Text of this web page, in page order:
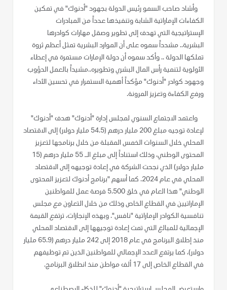
وأشاد صاحب السمو رئيس الدولة بجهود "أدنوك" في تمكين
الكفاءات الإماراتية الشابة وتنفيذها عدداً من المبادرات
الإستراتيجية التي تهدف إلى تطوير وصقل مهارات كوادرها
البشرية.. مشدداً سموه على أن الموارد البشرية تمثل أعظم ثروة
تملكها الدولة .. وأكد سموه أن دولة الإمارات مستمرة في إعطاء
الأولوية لتنمية رأس المال البشري وتطويره..مشيداً بالعمل الدؤوب
وجهود كوادر "أدنوك" مؤكداً أهمية الاستمرار في تحسين الأداء
ورفع الكفاءة وتعزيز المرونة.
واعتمد الاجتماع السنوي لمجلس إدارة "أدنوك" هدف "أدنوك"
لإعادة توجيه مبلغ 200 مليار درهم (54.5 مليار دولار) إلى الاقتصاد
المحلي خلال السنوات الخمس المقبلة من خلال برنامجها لتعزيز
المحتوى الوطني، وذلك استناداً إلى مبلغ الـ 55 مليار درهم (15
مليار دولار) الذي نجحت الشركة في إعادة توجيهه إلى الاقتصاد
المحلي في عام 2024. كما أسهم "برنامج أدنوك لتعزيز المحتوى
الوطني" هذا العام في خلق 5.500 فرصة عمل للمواطنين
الإماراتيين في القطاع الخاص وذلك من خلال التعاون مع مجلس
تنافسية الكوادر الإماراتية "نافس". وبهذه الإنجازات، ترتفع القيمة
الإجمالية للمبالغ التي تمت إعادة توجيهها إلى الاقتصاد المحلي
منذ إطلاق البرنامج في عام 2018 إلى 242 مليار درهم (65.9 مليار
دولار)، كما يرتفع العدد الإجمالي للمواطنين الذين تم توظيفهم
في القطاع الخاص إلى 17 ألف مواطن منذ انطلاق البرنامج.